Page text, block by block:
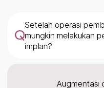
Setelah operasi
mungkin melakukan
implan?
Augmentasi